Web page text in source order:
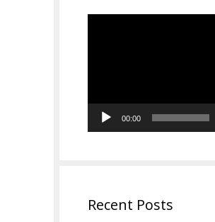
00:00
Recent Posts